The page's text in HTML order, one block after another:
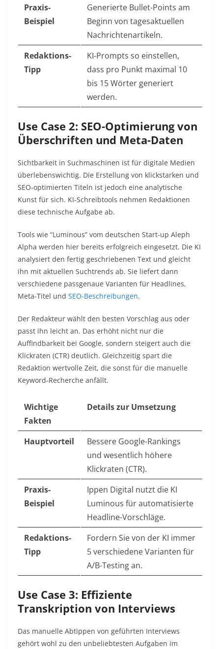
Praxis-
Beispiel
Generierte Bullet-Points am
Beginn von tagesaktuellen
Nachrichtenartikeln.
Redaktions-
Tipp
KI-Prompts so einstellen,
dass pro Punkt maximal 10
bis 15 Wörter generiert
werden.
Use Case 2: SEO-Optimierung von
Überschriften und Meta-Daten
Sichtbarkeit in Suchmaschinen ist für digitale Medien
überlebenswichtig. Die Erstellung von klickstarken und
SEO-optimierten Titeln ist jedoch eine analytische
Kunst für sich. KI-Schreibtools nehmen Redaktionen
diese technische Aufgabe ab.
Tools wie “Luminous” vom deutschen Start-up Aleph
Alpha werden hier bereits erfolgreich eingesetzt. Die KI
analysiert den fertig geschriebenen Text und gleicht
ihn mit aktuellen Suchtrends ab. Sie liefert dann
verschiedene passgenaue Varianten für Headlines,
Meta-Titel und SEO-Beschreibungen.
Der Redakteur wählt den besten Vorschlag aus oder
passt ihn leicht an. Das erhöht nicht nur die
Auffindbarkeit bei Google, sondern steigert auch die
Klickraten (CTR) deutlich. Gleichzeitig spart die
Redaktion wertvolle Zeit, die sonst für die manuelle
Keyword-Recherche anfällt.
Wichtige
Fakten
Details zur Umsetzung
Hauptvorteil
Bessere Google-Rankings
und wesentlich höhere
Klickraten (CTR).
Praxis-
Beispiel
Ippen Digital nutzt die KI
Luminous für automatisierte
Headline-Vorschläge.
Redaktions-
Tipp
Fordern Sie von der KI immer
5 verschiedene Varianten für
A/B-Testing an.
Use Case 3: Effiziente
Transkription von Interviews
Das manuelle Abtippen von geführten Interviews
gehört wohl zu den unbeliebtesten Aufgaben im